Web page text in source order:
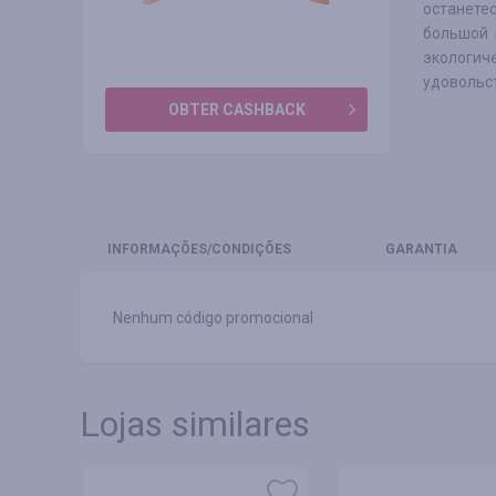
OBTER CASHBACK
большой
INFORMAÇÕES/CONDIÇÕES GARANTIA
Nenhum código promocional
Lojas similares